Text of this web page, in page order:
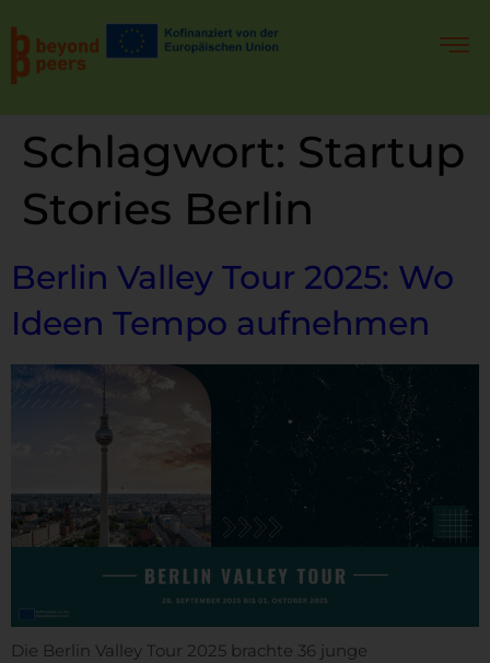
Schlagwort: Startup
Stories Berlin
Berlin Valley Tour 2025: Wo
Ideen Tempo aufnehmen
Die Berlin Valley Tour 2025 brachte 36 junge